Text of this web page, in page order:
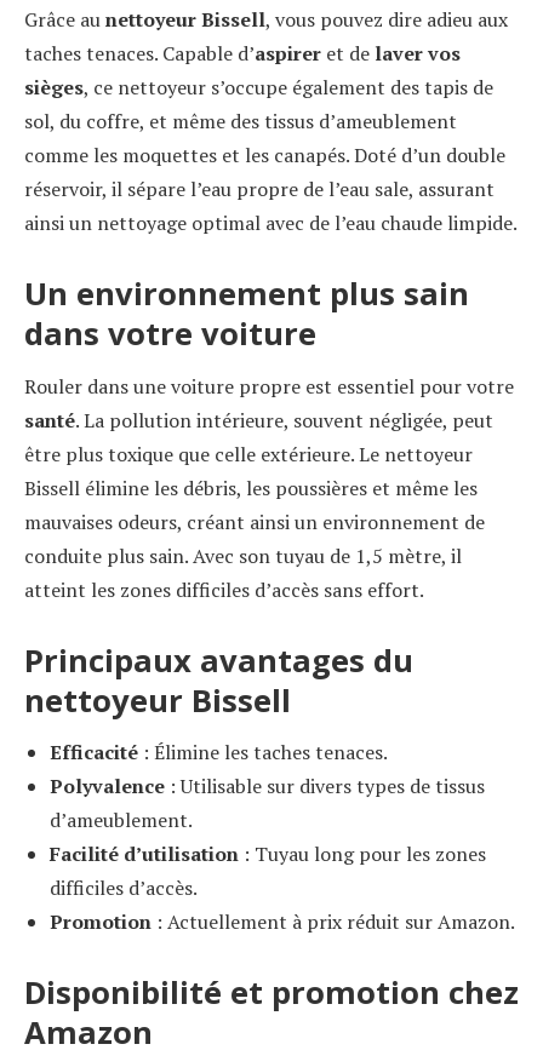
Grâce aunettoyeur Bissell, vous pouvez dire adieu aux
taches tenaces. Capable d’aspirer et de laver vos
sièges, ce nettoyeur s’occupe également des tapis de
sol, du coffre, et même des tissus d’ameublement
comme les moquettes et les canapés. Doté d’un double
réservoir, il sépare l’eau propre de l’eau sale, assurant
ainsi un nettoyage optimal avec de l’eau chaude limpide.
Un environnement plus sain
dans votre voiture
Rouler dans une voiture propre est essentiel pour votre
santé. La pollution intérieure, souvent négligée, peut
être plus toxique que celle extérieure. Le nettoyeur
Bissell élimine les débris, les poussières et même les
mauvaises odeurs, créant ainsi un environnement de
conduite plus sain. Avec son tuyau de 1,5 mètre, il
atteint les zones difficiles d’accès sans effort.
Principaux avantages du
nettoyeur Bissell
Efficacité: Élimine les taches tenaces.
Polyvalence: Utilisable sur divers types de tissus
d’ameublement.
Facilité d’utilisation: Tuyau long pour les zones
difficiles d’accès.
Promotion: Actuellement à prix réduit sur Amazon.
Disponibilité et promotion chez
Amazon